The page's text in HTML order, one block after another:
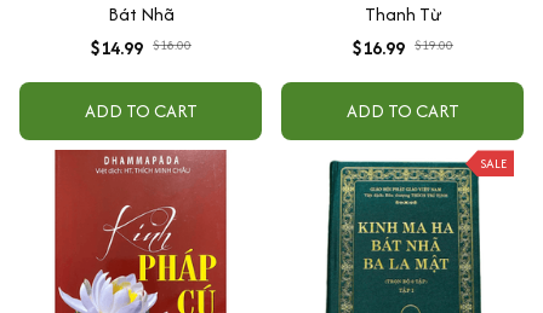
Bát Nhã
$14.99 $18.00
ADD TO CART
Thanh Từ
$16.99 $19.00
ADD TO CART
SALE